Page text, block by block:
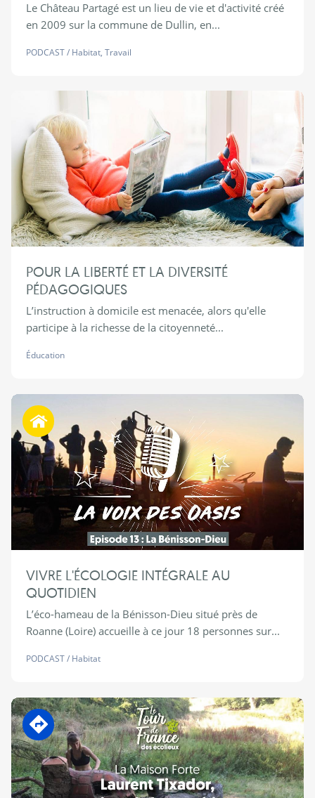
Le Château Partagé est un lieu de vie et d'activité créé
en 2009 sur la commune de Dullin, en...
PODCAST/ Habitat, Travail
POUR LA LIBERTÉ ET LA DIVERSITÉ
PÉDAGOGIQUES
L’instruction à domicile est menacée, alors qu'elle
participe à la richesse de la citoyenneté...
Éducation
Habiter autrement
VIVRE L'ÉCOLOGIE INTÉGRALE AU
QUOTIDIEN
L’éco-hameau de la Bénisson-Dieu situé près de
Roanne (Loire) accueille à ce jour 18 personnes sur...
PODCAST/ Habitat
En transition